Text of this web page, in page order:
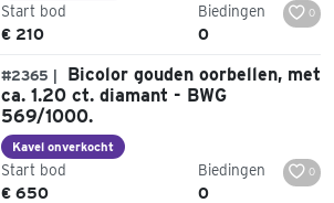
Start bod
€ 210
Biedingen
0
0
#2365 |
Bicolor gouden oorbellen, met
ca. 1.20 ct. diamant - BWG
569/1000.
Kavel onverkocht
Start bod
€ 650
Biedingen
0
0